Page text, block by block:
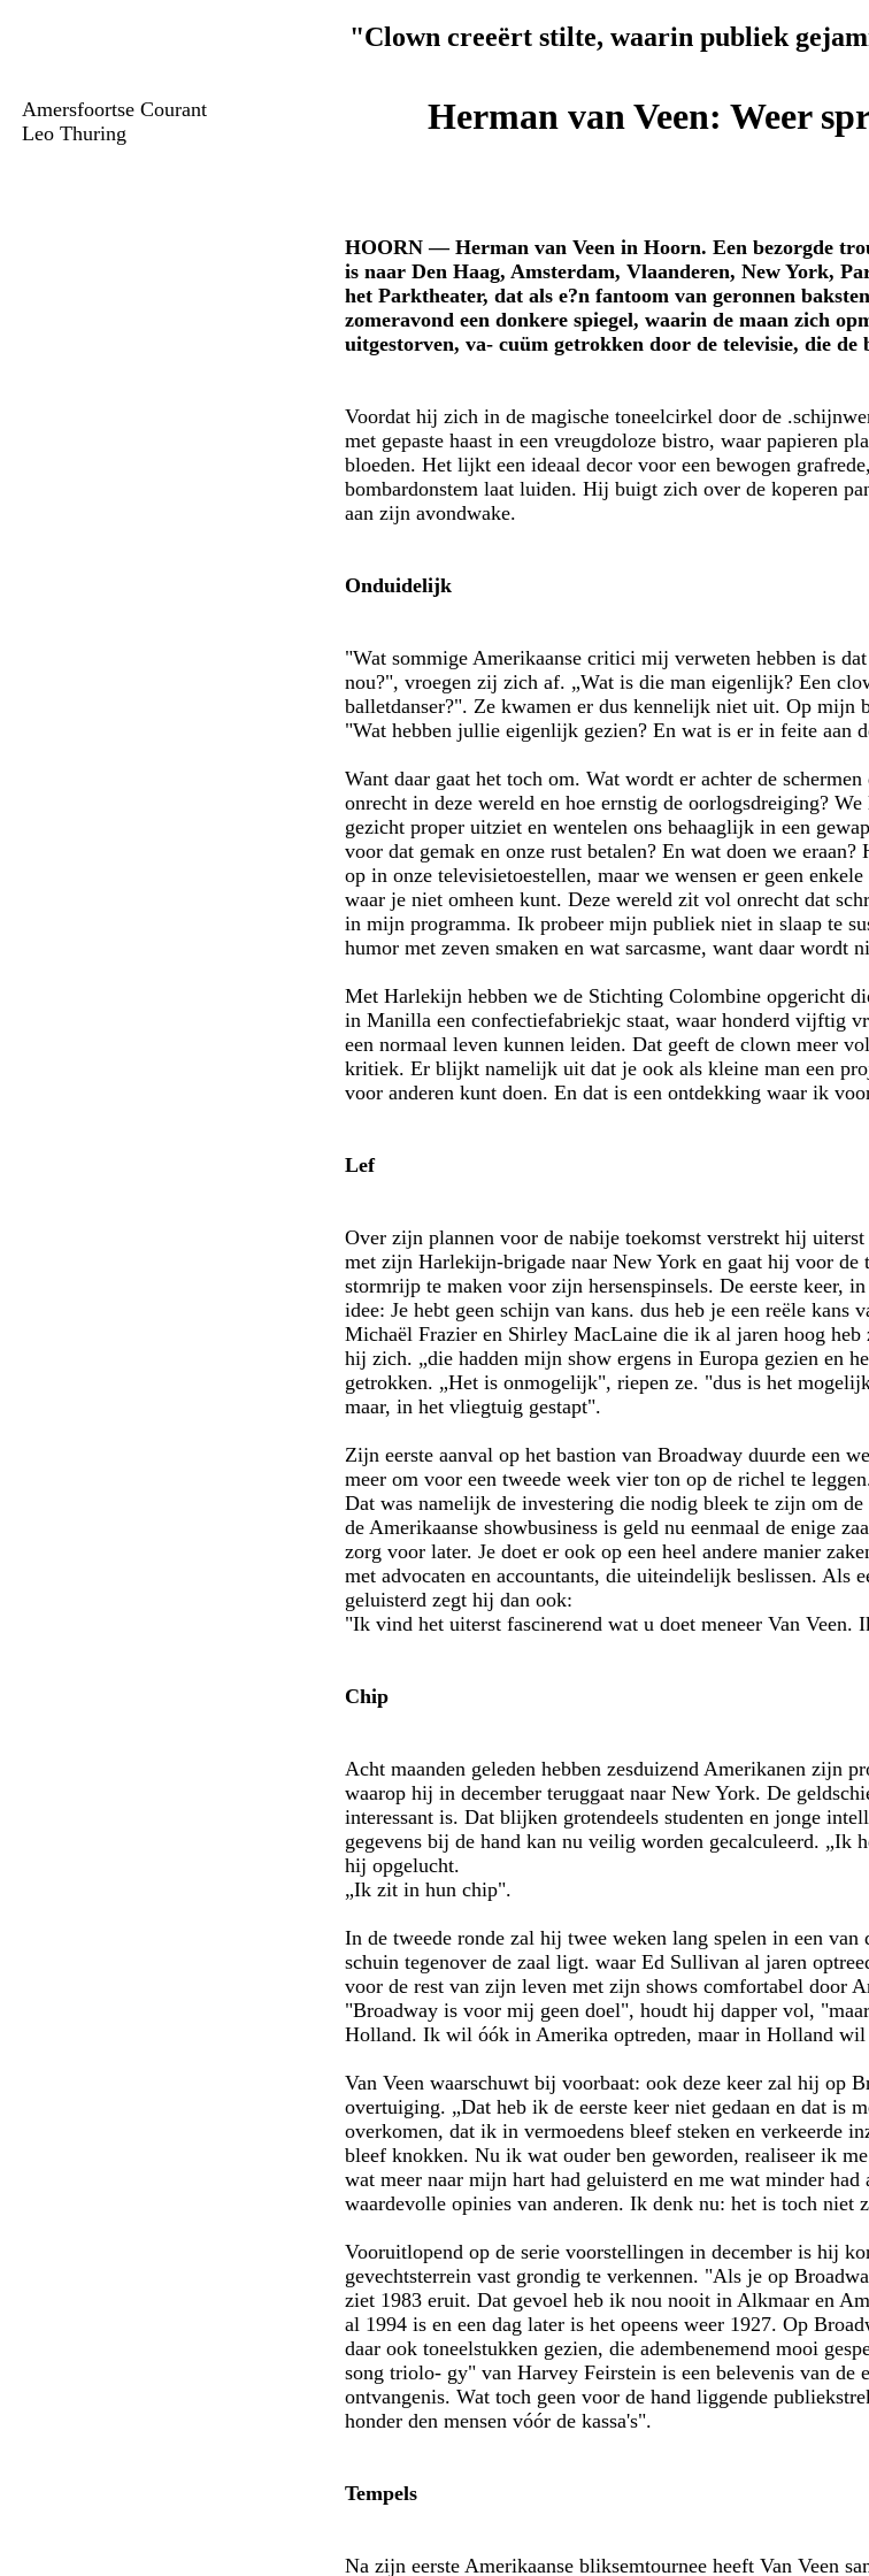
Amersfoortse Courant
Leo Thuring
"Clown creeërt stilte, waarin publiek
Herman van Veen: Weer
HOORN — Herman van Veen in Hoorn. Een bezorgde
is naar Den Haag, Amsterdam, Vlaanderen, New York,
het Parktheater, dat als e?n fantoom van geronnen
zomeravond een donkere spiegel, waarin de maan zich
uitgestorven, va- cuüm getrokken door de televisie, die
Voordat hij zich in de magische toneelcirkel door de
met gepaste haast in een vreugdoloze bistro, waar papieren
bloeden. Het lijkt een ideaal decor voor een bewogen
bombardonstem laat luiden. Hij buigt zich over de koperen
aan zijn avondwake.
Onduidelijk
"Wat sommige Amerikaanse critici mij verweten hebben is
nou?", vroegen zij zich af. „Wat is die man eigenlijk? Een
balletdanser?". Ze kwamen er dus kennelijk niet uit. Op
"Wat hebben jullie eigenlijk gezien? En wat is er in feite aan
Want daar gaat het toch om. Wat wordt er achter de
onrecht in deze wereld en hoe ernstig de oorlogsdreiging?
gezicht proper uitziet en wentelen ons behaaglijk in een
voor dat gemak en onze rust betalen? En wat doen we
op in onze televisietoestellen, maar we wensen er geen
waar je niet omheen kunt. Deze wereld zit vol onrecht dat
in mijn programma. Ik probeer mijn publiek niet in slaap te
humor met zeven smaken en wat sarcasme, want daar
Met Harlekijn hebben we de Stichting Colombine opgericht
in Manilla een confectiefabriekjc staat, waar honderd vijftig
een normaal leven kunnen leiden. Dat geeft de clown meer
kritiek. Er blijkt namelijk uit dat je ook als kleine man een
voor anderen kunt doen. En dat is een ontdekking waar ik
Lef
Over zijn plannen voor de nabije toekomst verstrekt hij
met zijn Harlekijn-brigade naar New York en gaat hij voor de
stormrijp te maken voor zijn hersenspinsels. De eerste keer,
idee: Je hebt geen schijn van kans. dus heb je een reële
Michaël Frazier en Shirley MacLaine die ik al jaren hoog heb
hij zich. „die hadden mijn show ergens in Europa gezien en
getrokken. „Het is onmogelijk", riepen ze. "dus is het
maar, in het vliegtuig gestapt".
Zijn eerste aanval op het bastion van Broadway duurde een
meer om voor een tweede week vier ton op de richel te
Dat was namelijk de investering die nodig bleek te zijn om
de Amerikaanse showbusiness is geld nu eenmaal de enige
zorg voor later. Je doet er ook op een heel andere manier
met advocaten en accountants, die uiteindelijk beslissen. Als
geluisterd zegt hij dan ook:
"Ik vind het uiterst fascinerend wat u doet meneer Van Veen.
Chip
Acht maanden geleden hebben zesduizend Amerikanen zijn
waarop hij in december teruggaat naar New York. De
interessant is. Dat blijken grotendeels studenten en jonge
gegevens bij de hand kan nu veilig worden gecalculeerd. „Ik
hij opgelucht.
„Ik zit in hun chip".
In de tweede ronde zal hij twee weken lang spelen in een
schuin tegenover de zaal ligt. waar Ed Sullivan al jaren
voor de rest van zijn leven met zijn shows comfortabel door
"Broadway is voor mij geen doel", houdt hij dapper vol,
Holland. Ik wil óók in Amerika optreden, maar in Holland
Van Veen waarschuwt bij voorbaat: ook deze keer zal hij op
overtuiging. „Dat heb ik de eerste keer niet gedaan en dat is
overkomen, dat ik in vermoedens bleef steken en verkeerde
bleef knokken. Nu ik wat ouder ben geworden, realiseer ik
wat meer naar mijn hart had geluisterd en me wat minder
waardevolle opinies van anderen. Ik denk nu: het is toch niet
Vooruitlopend op de serie voorstellingen in december is hij
gevechtsterrein vast grondig te verkennen. "Als je op
ziet 1983 eruit. Dat gevoel heb ik nou nooit in Alkmaar en
al 1994 is en een dag later is het opeens weer 1927. Op
daar ook toneelstukken gezien, die adembenemend mooi
song triolo- gy" van Harvey Feirstein is een belevenis van de
ontvangenis. Wat toch geen voor de hand liggende
honder den mensen vóór de kassa's".
Tempels
Na zijn eerste Amerikaanse bliksemtournee heeft Van Veen